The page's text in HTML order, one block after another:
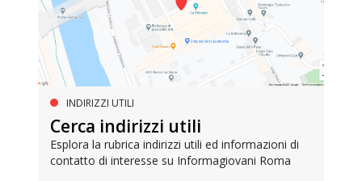
INDIRIZZI UTILI
Cerca indirizzi utili
Esplora la rubrica indirizzi utili ed informazioni di
contatto di interesse su Informagiovani Roma